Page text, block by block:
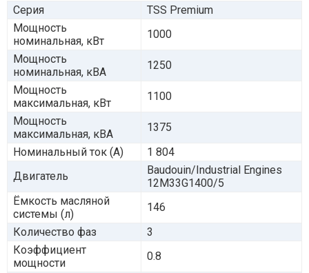
Серия
TSS Premium
Мощность
номинальная, кВт
1000
Мощность
номинальная, кВА
1250
Мощность
максимальная, кВт
1100
Мощность
максимальная, кВА
1375
Номинальный ток (А)
1 804
Двигатель
Baudouin/Industrial Engines
12M33G1400/5
Ёмкость масляной
системы (л)
146
Количество фаз
3
Коэффициент
мощности
0.8